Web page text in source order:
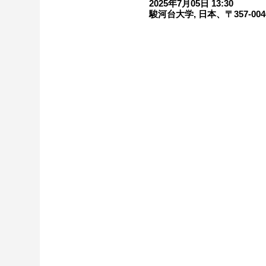
2025年7月05日 13:30
駿河台大学, 日本、〒357-